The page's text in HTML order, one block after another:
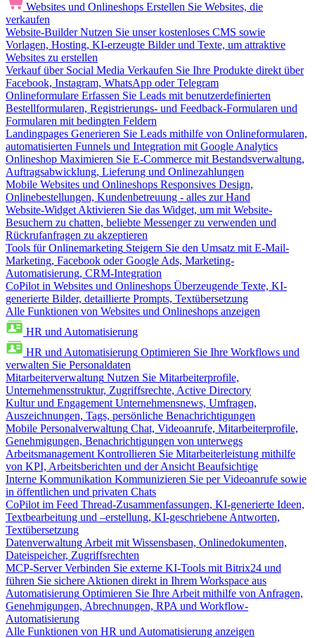
Websites und Onlineshops Erstellen Sie Websites, die
verkaufen
Website-Builder Nutzen Sie unser kostenloses CMS sowie
Vorlagen, Hosting, KI-erzeugte Bilder und Texte, um attraktive
Websites zu erstellen
Verkauf über Social Media Verkaufen Sie Ihre Produkte direkt über
Facebook, Instagram, WhatsApp oder Telegram
Onlineformulare Erfassen Sie Leads mit benutzerdefinierten
Bestellformularen, Registrierungs- und Feedback-Formularen und
Formularen mit bedingten Feldern
Landingpages Generieren Sie Leads mithilfe von Onlineformularen,
automatisierten Funnels und Integration mit Google Analytics
Onlineshop Maximieren Sie E-Commerce mit Bestandsverwaltung,
Auftragsabwicklung, Lieferung und Onlinezahlungen
Mobile Websites und Onlineshops Responsives Design,
Onlinebestellungen, Kundenbetreuung - alles zur Hand
Website-Widget Aktivieren Sie das Widget, um mit Website-
Besuchern zu chatten, beliebte Messenger zu verwenden und
Rückrufanfragen zu akzeptieren
Tools für Onlinemarketing Steigern Sie den Umsatz mit E-Mail-
Marketing, Facebook oder Google Ads, Marketing-
Automatisierung, CRM-Integration
CoPilot in Websites und Onlineshops Überzeugende Texte, KI-
generierte Bilder, detaillierte Prompts, Textübersetzung
Alle Funktionen von Websites und Onlineshops anzeigen
HR und Automatisierung
HR und Automatisierung Optimieren Sie Ihre Workflows und
verwalten Sie Personaldaten
Mitarbeiterverwaltung Nutzen Sie Mitarbeiterprofile,
Unternehmensstruktur, Zugriffsrechte, Active Directory
Kultur und Engagement Unternehmensnews, Umfragen,
Auszeichnungen, Tags, persönliche Benachrichtigungen
Mobile Personalverwaltung Chat, Videoanrufe, Mitarbeiterprofile,
Genehmigungen, Benachrichtigungen von unterwegs
Arbeitsmanagement Kontrollieren Sie Mitarbeiterleistung mithilfe
von KPI, Arbeitsberichten und der Ansicht Beaufsichtige
Interne Kommunikation Kommunizieren Sie per Videoanrufe sowie
in öffentlichen und privaten Chats
CoPilot im Feed Thread-Zusammenfassungen, KI-generierte Ideen,
Textbearbeitung und –erstellung, KI-geschriebene Antworten,
Textübersetzung
Datenverwaltung Arbeit mit Wissensbasen, Onlinedokumenten,
Dateispeicher, Zugriffsrechten
MCP-Server Verbinden Sie externe KI-Tools mit Bitrix24 und
führen Sie sichere Aktionen direkt in Ihrem Workspace aus
Automatisierung Optimieren Sie Ihre Arbeit mithilfe von Anfragen,
Genehmigungen, Abrechnungen, RPA und Workflow-
Automatisierung
Alle Funktionen von HR und Automatisierung anzeigen